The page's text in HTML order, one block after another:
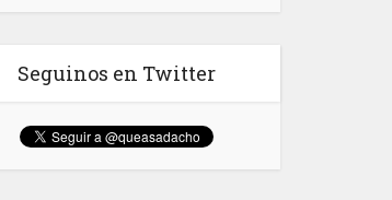
Seguinos en Twitter